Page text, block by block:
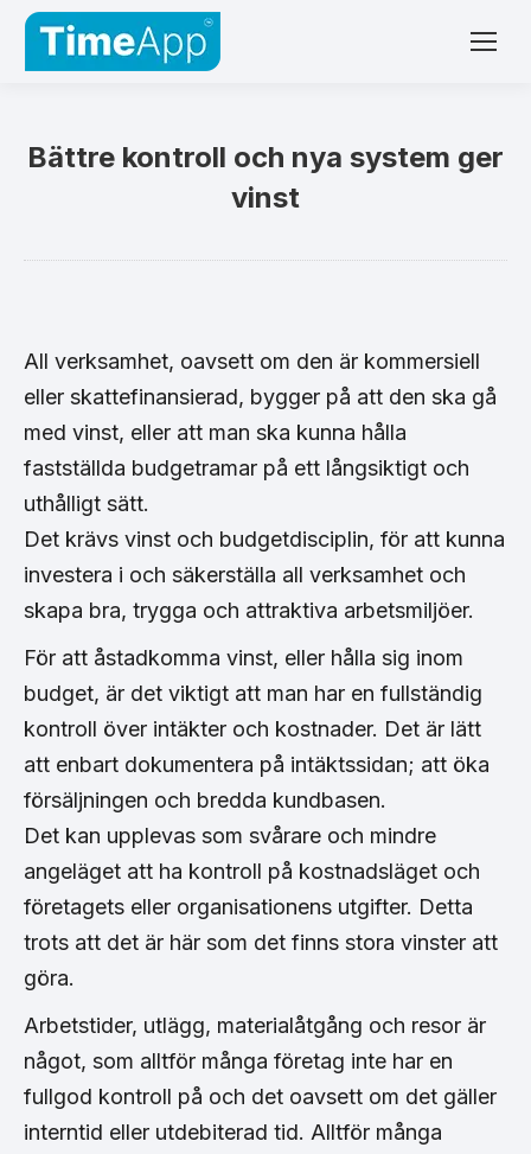
Bättre kontroll och nya system ger
vinst
All verksamhet, oavsett om den är kommersiell
eller skattefinansierad, bygger på att den ska gå
med vinst, eller att man ska kunna hålla
fastställda budgetramar på ett långsiktigt och
uthålligt sätt.
Det krävs vinst och budgetdisciplin, för att kunna
investera i och säkerställa all verksamhet och
skapa bra, trygga och attraktiva arbetsmiljöer.
För att åstadkomma vinst, eller hålla sig inom
budget, är det viktigt att man har en fullständig
kontroll över intäkter och kostnader. Det är lätt
att enbart dokumentera på intäktssidan; att öka
försäljningen och bredda kundbasen.
Det kan upplevas som svårare och mindre
angeläget att ha kontroll på kostnadsläget och
företagets eller organisationens utgifter. Detta
trots att det är här som det finns stora vinster att
göra.
Arbetstider, utlägg, materialåtgång och resor är
något, som alltför många företag inte har en
fullgod kontroll på och det oavsett om det gäller
interntid eller utdebiterad tid. Alltför många